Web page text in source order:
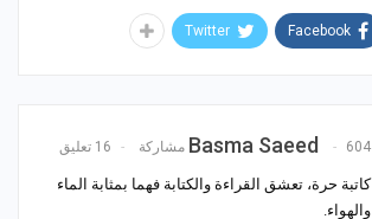
Facebook
Twitter
Basma Saeed 604 مشاركة 16 تعليق
كاتبة حرة، تعشق القراءة والكتابة فهما بمثابة الماء
والهواء.